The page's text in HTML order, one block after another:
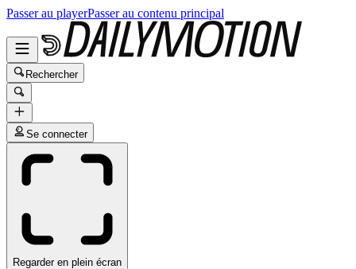
Passer au playerPasser au contenu principal
Rechercher
Se connecter
Regarder en plein écran